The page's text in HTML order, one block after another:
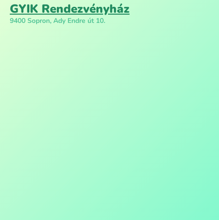
GYIK Rendezvényház
9400 Sopron, Ady Endre út 10.